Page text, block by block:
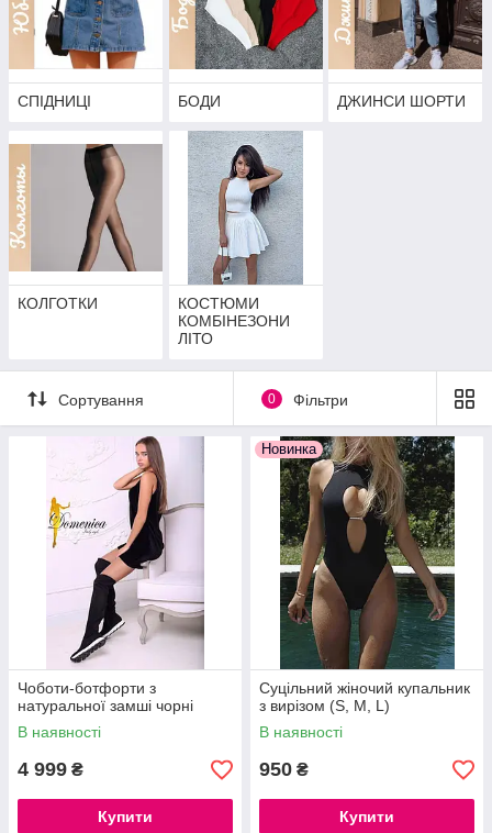
СПІДНИЦІ БОДИ ДЖИНСИ ШОРТИ
КОЛГОТКИ
КОСТЮМИ
КОМБІНЕЗОНИ
ЛІТО
Сортування 0 Фільтри
Чоботи-ботфорти з
натуральної замші чорні
В наявності
4 999 ₴
Купити
Новинка
Суцільний жіночий купальник
з вирізом (S, M, L)
В наявності
950 ₴
Купити